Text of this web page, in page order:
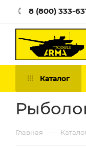
8 (800) 333-
Каталог
Главная —